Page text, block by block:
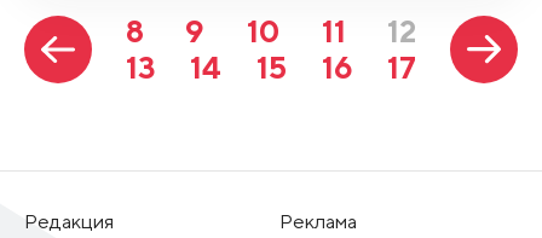
8 9 10 11
12
13
14 15 16 17
Редакция
Реклама